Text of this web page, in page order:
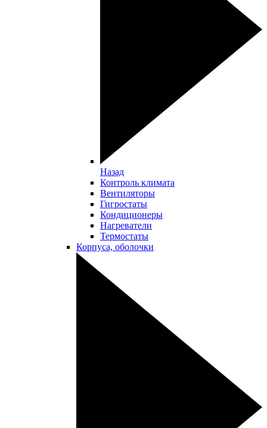
Назад
Контроль климата
Вентиляторы
Гигростаты
Кондиционеры
Нагреватели
Термостаты
Корпуса, оболочки